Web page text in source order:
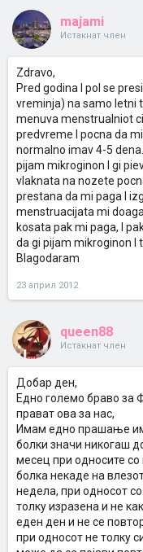
majami
Истакнат член
Zdravo,
Pred godina I pol se
vreminja) na samo letni
menuva menstrualniot
predvreme I pocna da
normalno imav 4-5
pijam mikroginon I gi
vlaknata na nozete
prestana da mi paga I
menstruacijata mi
kosata pak mi paga, I
da gi pijam mikroginon I
Blagodaram
23 април 2012
queen88
Истакнат член
Добар ден,
Едно големо браво за
прават ова за нас,
Имам едно прашање
болки значи никогаш
месец при односите со
болка некаде на
недела, при односот
толку изразена и не
еден ден и не се
при односот не толку